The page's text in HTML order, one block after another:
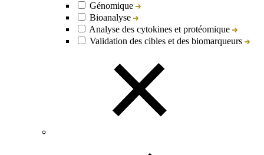
Génomique
Bioanalyse
Analyse des cytokines et protéomique
Validation des cibles et des biomarqueurs